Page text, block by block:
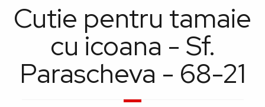
Cutie pentru tamaie
cu icoana - Sf.
Parascheva - 68-21